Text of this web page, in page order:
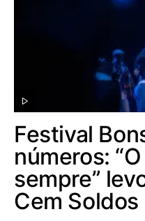
Festival
números:
sempre”
Cem Soldos